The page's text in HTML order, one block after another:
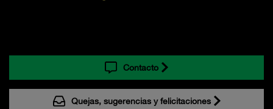
Contacto
Quejas, sugerencias y felicitaciones